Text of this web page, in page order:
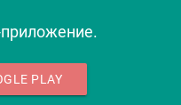
PLAY